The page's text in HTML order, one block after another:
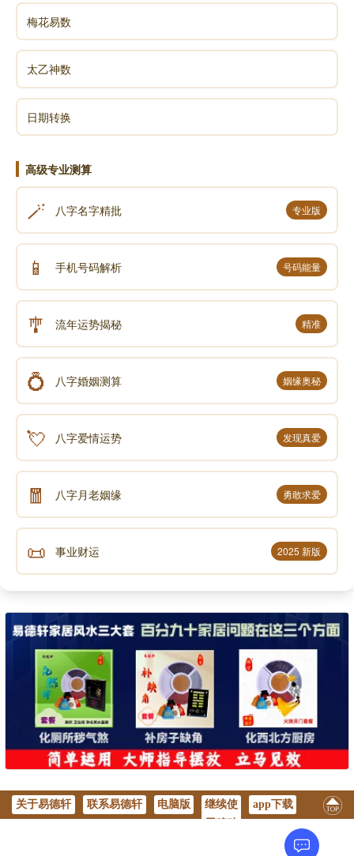
梅花易数
太乙神数
日期转换
高级专业测算
🪄 八字名字精批 专业版
📱 手机号码解析 号码能量
🎐 流年运势揭秘 精准
💍 八字婚姻测算 姻缘奥秘
💘 八字爱情运势 发现真爱
🧧 八字月老姻缘 勇敢求爱
📜 事业财运 2025 新版
关于易德轩 联系易德轩 电脑版
继续使
app下载